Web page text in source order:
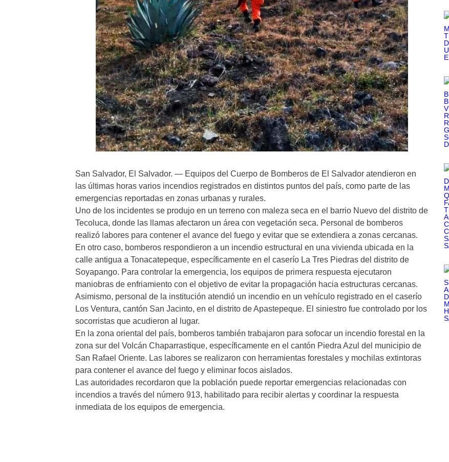
San Salvador, El Salvador. — Equipos del Cuerpo de Bomberos de El Salvador atendieron en
las últimas horas varios incendios registrados en distintos puntos del país, como parte de las
emergencias reportadas en zonas urbanas y rurales.
Uno de los incidentes se produjo en un terreno con maleza seca en el barrio Nuevo del distrito de
Tecoluca, donde las llamas afectaron un área con vegetación seca. Personal de bomberos
realizó labores para contener el avance del fuego y evitar que se extendiera a zonas cercanas.
En otro caso, bomberos respondieron a un incendio estructural en una vivienda ubicada en la
calle antigua a Tonacatepeque, específicamente en el caserío La Tres Piedras del distrito de
Soyapango. Para controlar la emergencia, los equipos de primera respuesta ejecutaron
maniobras de enfriamiento con el objetivo de evitar la propagación hacia estructuras cercanas.
Asimismo, personal de la institución atendió un incendio en un vehículo registrado en el caserío
Los Ventura, cantón San Jacinto, en el distrito de Apastepeque. El siniestro fue controlado por los
socorristas que acudieron al lugar.
En la zona oriental del país, bomberos también trabajaron para sofocar un incendio forestal en la
zona sur del Volcán Chaparrastique, específicamente en el cantón Piedra Azul del municipio de
San Rafael Oriente. Las labores se realizaron con herramientas forestales y mochilas extintoras
para contener el avance del fuego y eliminar focos aislados.
Las autoridades recordaron que la población puede reportar emergencias relacionadas con
incendios a través del número 913, habilitado para recibir alertas y coordinar la respuesta
inmediata de los equipos de emergencia.